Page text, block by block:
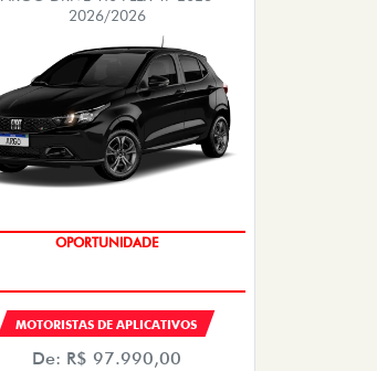
2026/2026
OPORTUNIDADE
MOTORISTAS DE APLICATIVOS
De: R$ 97.990,00